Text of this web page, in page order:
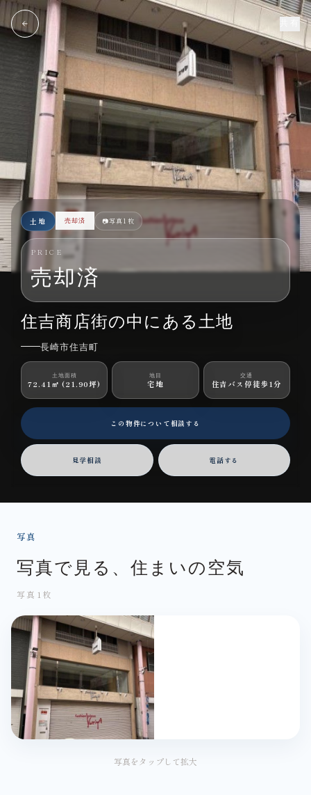
土地 売却済 📷写真1枚
PRICE
売却済
長崎市住吉町｜土地
住吉商店街の中にある土地
長崎市住吉町
土地面積
72.41㎡ (21.90坪)
地目
宅地
交通
住吉バス停徒歩1分
この物件について相談する
見学相談 電話する
写真
写真で見る、住まいの空気
写真1枚
写真をタップして拡大